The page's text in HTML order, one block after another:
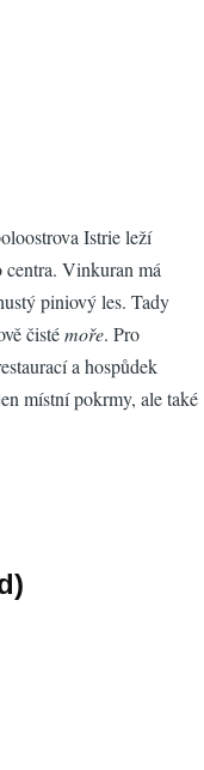
Istrie leží
centra. Vinkuran má
piniový les. Tady
čistémoře. Pro
a hospůdek
místní pokrmy, ale také